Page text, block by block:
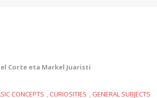
Corte eta Markel Juaristi
CONCEPTS ,CURIOSITIES , GENERAL SUBJECTS